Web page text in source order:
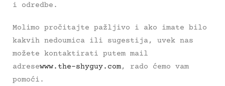
i odredbe.
Molimo pročitajte pažljivo i ako imate bilo
kakvih nedoumica ili sugestija, uvek nas
možete kontaktirati putem mail
adresewww.the-shyguy.com, rado ćemo vam
pomoći.